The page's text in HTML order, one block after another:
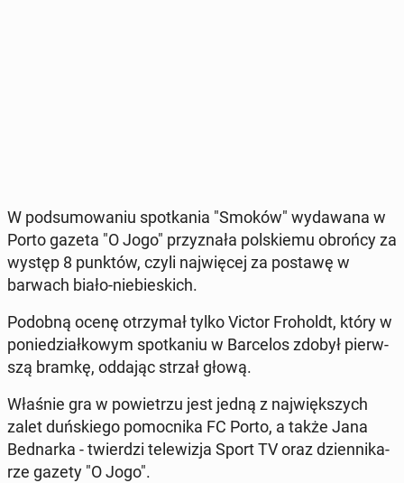
W pod­su­mo­wa­niu spo­tka­nia "Smoków" wy­da­wa­na w
Porto gazeta "O Jogo" przy­zna­ła pol­skie­mu obrońcy za
występ 8 punktów, czyli naj­wię­cej za postawę w
barwach biało-nie­bie­skich.
Podobną ocenę otrzy­mał tylko Victor Fro­holdt, który w
po­nie­dział­ko­wym spo­tka­niu w Bar­ce­los zdobył pierw­
szą bramkę, oddając strzał głową.
Właśnie gra w po­wie­trzu jest jedną z naj­więk­szych
zalet duń­skie­go po­moc­ni­ka FC Porto, a także Jana
Bed­nar­ka - twier­dzi te­le­wi­zja Sport TV oraz dzien­ni­ka­
rze gazety "O Jogo".